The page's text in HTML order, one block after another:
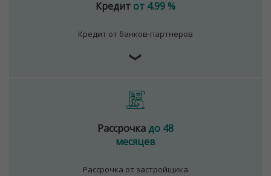
Кредит от 4.99 %
Кредит от банков-партнеров
❯
Рассрочкадо 48
месяцев
Рассрочка от застройщика